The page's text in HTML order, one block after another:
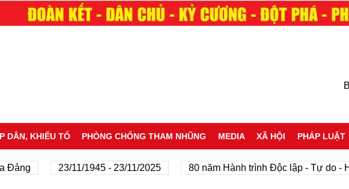
DÂN, KHIẾU TỐ PHÒNG CHỐNG THAM NHŨNG MEDIA XÃ HỘI PHÁP LUẬT
23/11/1945 - 23/11/2025 80 năm Hành trình Độc lập - Tự do -